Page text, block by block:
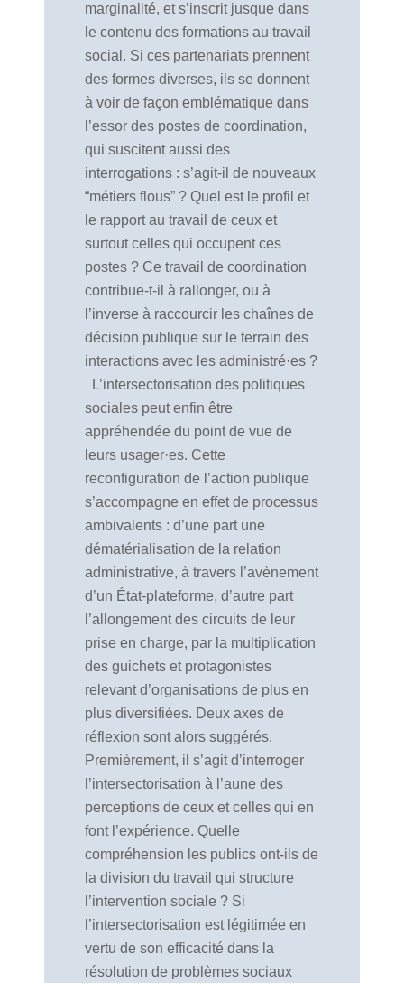
marginalité, et s’inscrit jusque dans
le contenu des formations au travail
social. Si ces partenariats prennent
des formes diverses, ils se donnent
à voir de façon emblématique dans
l’essor des postes de coordination,
qui suscitent aussi des
interrogations : s’agit-il de nouveaux
“métiers flous” ? Quel est le profil et
le rapport au travail de ceux et
surtout celles qui occupent ces
postes ? Ce travail de coordination
contribue-t-il à rallonger, ou à
l’inverse à raccourcir les chaînes de
décision publique sur le terrain des
interactions avec les administré·es ?
L’intersectorisation des politiques
sociales peut enfin être
appréhendée du point de vue de
leurs usager·es. Cette
reconfiguration de l’action publique
s’accompagne en effet de processus
ambivalents : d’une part une
dématérialisation de la relation
administrative, à travers l’avènement
d’un État-plateforme, d’autre part
l’allongement des circuits de leur
prise en charge, par la multiplication
des guichets et protagonistes
relevant d’organisations de plus en
plus diversifiées. Deux axes de
réflexion sont alors suggérés.
Premièrement, il s’agit d’interroger
l’intersectorisation à l’aune des
perceptions de ceux et celles qui en
font l’expérience. Quelle
compréhension les publics ont-ils de
la division du travail qui structure
l’intervention sociale ? Si
l’intersectorisation est légitimée en
vertu de son efficacité dans la
résolution de problèmes sociaux